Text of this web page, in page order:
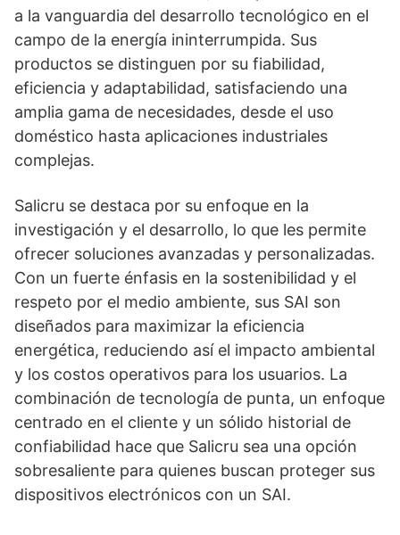
a la vanguardia del desarrollo tecnológico en el
campo de la energía ininterrumpida. Sus
productos se distinguen por su fiabilidad,
eficiencia y adaptabilidad, satisfaciendo una
amplia gama de necesidades, desde el uso
doméstico hasta aplicaciones industriales
complejas.
Salicru se destaca por su enfoque en la
investigación y el desarrollo, lo que les permite
ofrecer soluciones avanzadas y personalizadas.
Con un fuerte énfasis en la sostenibilidad y el
respeto por el medio ambiente, sus SAI son
diseñados para maximizar la eficiencia
energética, reduciendo así el impacto ambiental
y los costos operativos para los usuarios. La
combinación de tecnología de punta, un enfoque
centrado en el cliente y un sólido historial de
confiabilidad hace que Salicru sea una opción
sobresaliente para quienes buscan proteger sus
dispositivos electrónicos con un SAI.